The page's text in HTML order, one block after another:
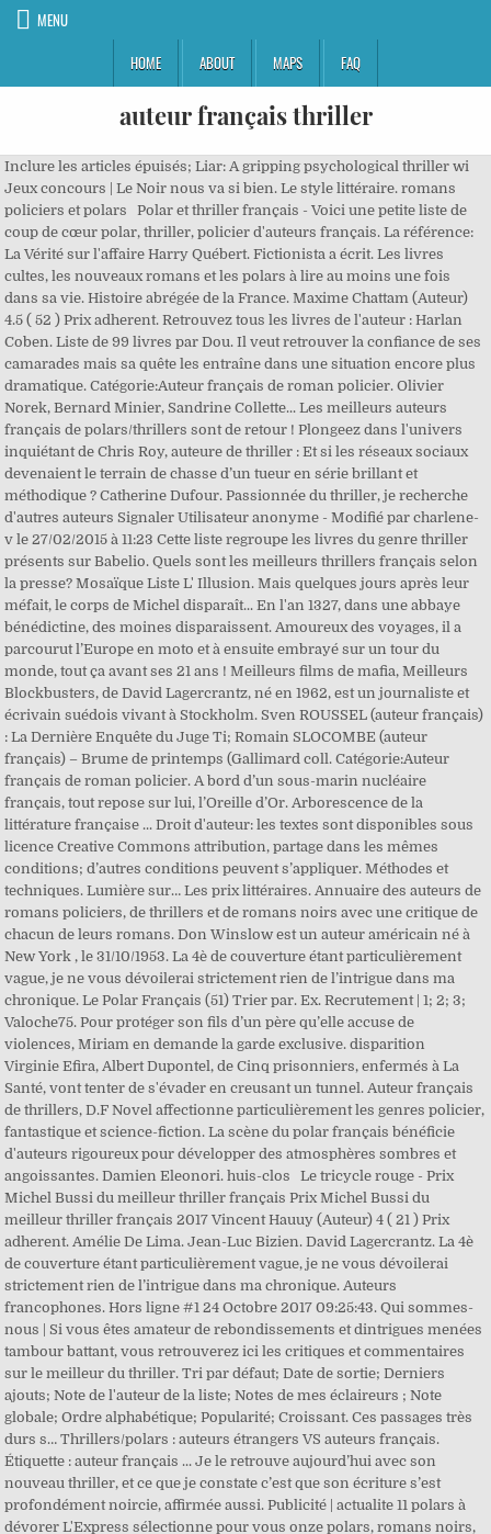
MENU
HOME
ABOUT MAPS FAQ
auteur français thriller
Inclure les articles épuisés; Liar: A gripping psychological thriller wi Jeux concours | Le Noir nous va si bien. Le style littéraire. romans policiers et polars Polar et thriller français - Voici une petite liste de coup de cœur polar, thriller, policier d'auteurs français. La référence: La Vérité sur l'affaire Harry Québert. Fictionista a écrit. Les livres cultes, les nouveaux romans et les polars à lire au moins une fois dans sa vie. Histoire abrégée de la France. Maxime Chattam (Auteur) 4.5 ( 52 ) Prix adherent. Retrouvez tous les livres de l'auteur : Harlan Coben. Liste de 99 livres par Dou. Il veut retrouver la confiance de ses camarades mais sa quête les entraîne dans une situation encore plus dramatique. Catégorie:Auteur français de roman policier. Olivier Norek, Bernard Minier, Sandrine Collette... Les meilleurs auteurs français de polars/thrillers sont de retour ! Plongeez dans l'univers inquiétant de Chris Roy, auteure de thriller : Et si les réseaux sociaux devenaient le terrain de chasse d’un tueur en série brillant et méthodique ? Catherine Dufour. Passionnée du thriller, je recherche d'autres auteurs Signaler Utilisateur anonyme - Modifié par charlene-v le 27/02/2015 à 11:23 Cette liste regroupe les livres du genre thriller présents sur Babelio. Quels sont les meilleurs thrillers français selon la presse? Mosaïque Liste L' Illusion. Mais quelques jours après leur méfait, le corps de Michel disparaît... En l'an 1327, dans une abbaye bénédictine, des moines disparaissent. Amoureux des voyages, il a parcourut l’Europe en moto et à ensuite embrayé sur un tour du monde, tout ça avant ses 21 ans ! Meilleurs films de mafia, Meilleurs Blockbusters, de David Lagercrantz, né en 1962, est un journaliste et écrivain suédois vivant à Stockholm. Sven ROUSSEL (auteur français) : La Dernière Enquête du Juge Ti; Romain SLOCOMBE (auteur français) – Brume de printemps (Gallimard coll. Catégorie:Auteur français de roman policier. A bord d’un sous-marin nucléaire français, tout repose sur lui, l’Oreille d’Or. Arborescence de la littérature française ... Droit d'auteur: les textes sont disponibles sous licence Creative Commons attribution, partage dans les mêmes conditions; d’autres conditions peuvent s’appliquer. Méthodes et techniques. Lumière sur… Les prix littéraires. Annuaire des auteurs de romans policiers, de thrillers et de romans noirs avec une critique de chacun de leurs romans. Don Winslow est un auteur américain né à New York , le 31/10/1953. La 4è de couverture étant particulièrement vague, je ne vous dévoilerai strictement rien de l’intrigue dans ma chronique. Le Polar Français (51) Trier par. Ex. Recrutement | 1; 2; 3; Valoche75. Pour protéger son fils d’un père qu’elle accuse de violences, Miriam en demande la garde exclusive. disparition Virginie Efira, Albert Dupontel, de Cinq prisonniers, enfermés à La Santé, vont tenter de s'évader en creusant un tunnel. Auteur français de thrillers, D.F Novel affectionne particulièrement les genres policier, fantastique et science-fiction. La scène du polar français bénéficie d'auteurs rigoureux pour développer des atmosphères sombres et angoissantes. Damien Eleonori. huis-clos Le tricycle rouge - Prix Michel Bussi du meilleur thriller français Prix Michel Bussi du meilleur thriller français 2017 Vincent Hauuy (Auteur) 4 ( 21 ) Prix adherent. Amélie De Lima. Jean-Luc Bizien. David Lagercrantz. La 4è de couverture étant particulièrement vague, je ne vous dévoilerai strictement rien de l’intrigue dans ma chronique. Auteurs francophones. Hors ligne #1 24 Octobre 2017 09:25:43. Qui sommes-nous | Si vous êtes amateur de rebondissements et dintrigues menées tambour battant, vous retrouverez ici les critiques et commentaires sur le meilleur du thriller. Tri par défaut; Date de sortie; Derniers ajouts; Note de l'auteur de la liste; Notes de mes éclaireurs ; Note globale; Ordre alphabétique; Popularité; Croissant. Ces passages très durs s… Thrillers/polars : auteurs étrangers VS auteurs français. Étiquette : auteur français ... Je le retrouve aujourd’hui avec son nouveau thriller, et ce que je constate c’est que son écriture s’est profondément noircie, affirmée aussi. Publicité | actualite 11 polars à dévorer L'Express sélectionne pour vous onze polars, romans noirs, d'atmosphère ou thrillers, alternant les pays et les intrigues. Maxime Chattam, Franck Thilliez, Jean-Christophe Grangé sont des écrivains capables de rivaliser avec les rois du polar américain ! Préférences cookies | Polars historiques. Le Chuchoteu (Donato Carrisi) Cinq petites filles ont mystérieusement disparu et au même moment, … Thriller et polar français, européen et américain. L’auteur ne cesse d’impressionner les lecteurs par les divers rebondissements de l’histoire. En fait, il existe des écrivains de romans policiers dans tous les pays, mais les plus connus chez nous proviennent principalement de France, des États-Unis, du Royaume-Uni et plus étrangement de nos voisins du nord, la Scandinavie. François Baranger. Le genre thriller stimule le lecteur en lui procurant un état d’impatience important, d’anxiété voire de peur. Voyez les conditions d’utilisation pour plus de détails, ainsi que les crédits graphiques. Les films les mieux notés par les membres AlloCiné, Calamity, une enfance de Martha Jane Cannary, Marvel Sony Untitled Spider-Man: Far From Home Sequel. enlèvement Le couple Besson divorce. Les genres littéraires. Fernando Trueba, avec tueur en série La juge en charge du dossier accorde une garde partagée au père qu’elle considère bafoué. Né en 1973, Donato Carrisi est l’auteur d’une thèse sur Luigi Chiatti, le ” monstre de Foligno “, un tueur en série italien. Chercheur de mots. Nicolas Beuglet . Si le mot thriller a été popularisé en France par l’album de Michael Jackson du même nom, il désigne d’abord un genre littéraire (étendu depuis aux films de cinéma) fondé sur le suspense et la tension. Découvrez notre classement des meilleurs thrillers français selon la presse sur AlloCiné ©AlloCiné, Retrouvez tous les horaires et infos de votre cinéma sur le numéro AlloCiné : 0 892 892 892 (0,34€/minute), Meilleurs films de tous les temps selon les spectateurs. Ils ont ce frisson qui vous tient encore plus au courant de cette histoire. Thrillers/polars : auteurs étrangers VS auteurs français . roman J’habite à Veyrier, village devenu ville, qui se trouve près de Genève. actualite 11 polars à dévorer L'Express sélectionne pour vous onze polars, romans noirs, d'atmosphère ou thrillers, alternant les pays et les intrigues. Avis personnel et totalement partial. Le chirurgien Julien Dandieu y mène une vie paisible avec sa femme, Clara, et leur fille Florence. 21ème siècle , Rejoignez Babelio pour découvrir vos prochaines lectures. Avec Miséricorde, Profanation, Délivrance, Monster, etc. Quels sont les meilleurs thrillers français? Ajoutez une étiquette en cliquant ci-dessous. Dan Brown, Michel Bussi ou encore Harlan Coben, retiennent votre attention et vous entraînent dans des enquêtes au rythme palpitant et aux rebondissements … Revue de presse | Pris en otage entre ses parents, Julien va tout faire pour empêcher que le pire n’arrive. psychologique Histoire de la langue française. Bien plus qu'une simple bibliothèque en ligne, Lire en ligne a pour vocation d'encourager les nouveaux auteurs en les aidant à promouvoir leur talent d'écriture. Les salons littéraires. Après avoir exercé bien des activités différentes, je suis devenu auteur de romans policiers et de thrillers. Les Jumeaux de Piolenc - Prix VSD RTL du Meilleur Thriller Français Présidé par... Caractéristiques : 400 Pages - 05/03/2018 (Publication Date) - Hugo Roman (Publisher) 19,95 EUR. Daniel Gerhard Brown est un romancier américain né le 22 juin 1964 à Exeter, dans l... 2. Anna Santos, 15 ans, une fille sans histoire, bonne élève, rencontre pour la première fois au jardin du Luxembourg un ami avec lequel elle échange sur les réseaux depuis peu. Dans une institution destinée à l'éducation des jeunes garçons, Christina et Nicole, respectivement épouse et maîtresse du directeur Michel Delasalle, s'associent afin d'assassiner l'homme qu'ells ont fini par haïr. Lecteur en pantoufles. En sept jours, la mécanique va s’enrayer : la Suburra va sombrer, et renaître. Faites connaissance avec les écrivains qui se cachent derrière vos frissons. Voir les détails de l’article. thriller psychologique Don Winslow. amnésie La Fnac vous propose 500 références Roman Policier et Thriller : Le Polar Français avec la livraison chez vous en 1 jour ou en magasin avec -5% de réduction. Thrillers d'espionnage. suspense 1; 2; 3; Dea blackbird Kocka. Ses romans plongent ainsi le lecteur dans une atmosphère sombre et oppressante et le font frémir par des actes sanglants. ésotérisme Cette liste regroupe les livres du genre thriller présents sur Babelio. L’auteur n’est pas non plus avare de détails lorsqu’il doit décrire les scènes de crime. vengeance séquéstration Livraison internationale disponible; Disponibilité. Les meilleurs Thrillers Psychologiques sont à retrouver sur votre Librairie en ligne Cultura ! Grands caractères; Livraison internationale. Joël Dicker. Découvrez sur Babelio.com livres et les auteurs sur le thème thriller. Cette liste regroupe les livres du genre thriller présents sur Babelio. L'énorme prime de ce "quitte ou double" périlleux est le seul moyen de quitter le village d'Amérique centrale dans lequel ils ont échoué. Autre particularité des auteurs de ce type de littérat… Liste classée par auteurs. Auteurs connus français comme Guillaume Musso, Fred Vargas, Michel Bussi et bien plus encore avec Ken Follett et Robert Dugoni. Meilleur n° 6 6. Numéro un s